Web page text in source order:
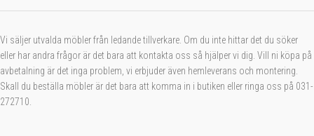
Vi säljer utvalda möbler från ledande tillverkare. Om du inte hittar det du söker
eller har andra frågor är det bara att kontakta oss så hjälper vi dig. Vill ni köpa på
avbetalning är det inga problem, vi erbjuder även hemleverans och montering.
Skall du beställa möbler är det bara att komma in i butiken eller ringa oss på 031-
272710.